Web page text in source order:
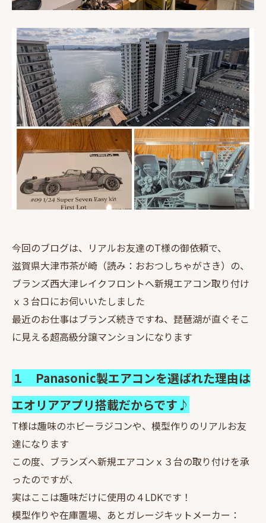
今回のブログは、リアルお友達のT様の御依頼で、
滋賀県大津市茶が崎（読み：おおつしちゃがさき）の、
ブランズ西大津レイクフロントへ新規エアコン取り付け
ｘ３台口にお伺いいたしました
最近のお仕事はブランズ続きですね、琵琶湖が直ぐそこ
に見える超高級分譲マンションになります
１ Panasonic製エアコンを選ばれた理由は
エオリアアプリ搭載だからです♪
T様は趣味のホビーラジコンや、模型作りのリアルお友
達になります
この度、ブランズへ新規エアコンｘ３台の取り付けを承
ったのですが、
実はここは趣味だけに使用の４LDKです！
模型作りや在庫置場、あとガレージキットメーカー：